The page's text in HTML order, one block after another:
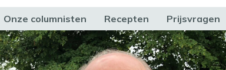
Onze columnisten Recepten Prijsvragen
& RECHT GEZONDHEID & SPORT HUIS, TUIN & HOBBY